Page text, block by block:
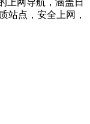
上网导航，涵盖日
站点，安全上网，